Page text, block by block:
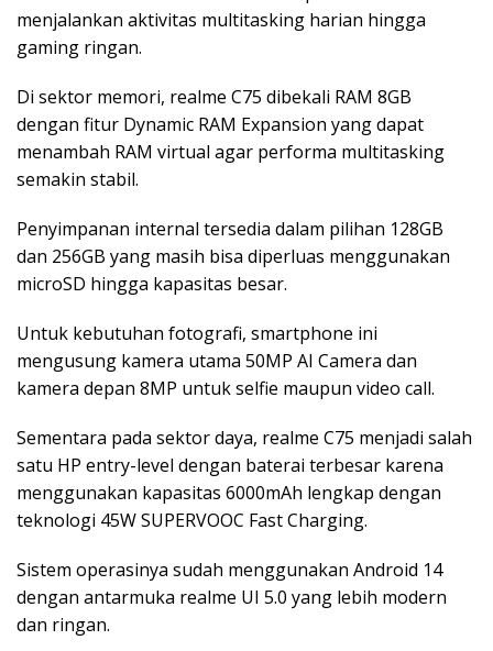
menjalankan aktivitas multitasking harian hingga
gaming ringan.
Di sektor memori, realme C75 dibekali RAM 8GB
dengan fitur Dynamic RAM Expansion yang dapat
menambah RAM virtual agar performa multitasking
semakin stabil.
Penyimpanan internal tersedia dalam pilihan 128GB
dan 256GB yang masih bisa diperluas menggunakan
microSD hingga kapasitas besar.
Untuk kebutuhan fotografi, smartphone ini
mengusung kamera utama 50MP AI Camera dan
kamera depan 8MP untuk selfie maupun video call.
Sementara pada sektor daya, realme C75 menjadi salah
satu HP entry-level dengan baterai terbesar karena
menggunakan kapasitas 6000mAh lengkap dengan
teknologi 45W SUPERVOOC Fast Charging.
Sistem operasinya sudah menggunakan Android 14
dengan antarmuka realme UI 5.0 yang lebih modern
dan ringan.